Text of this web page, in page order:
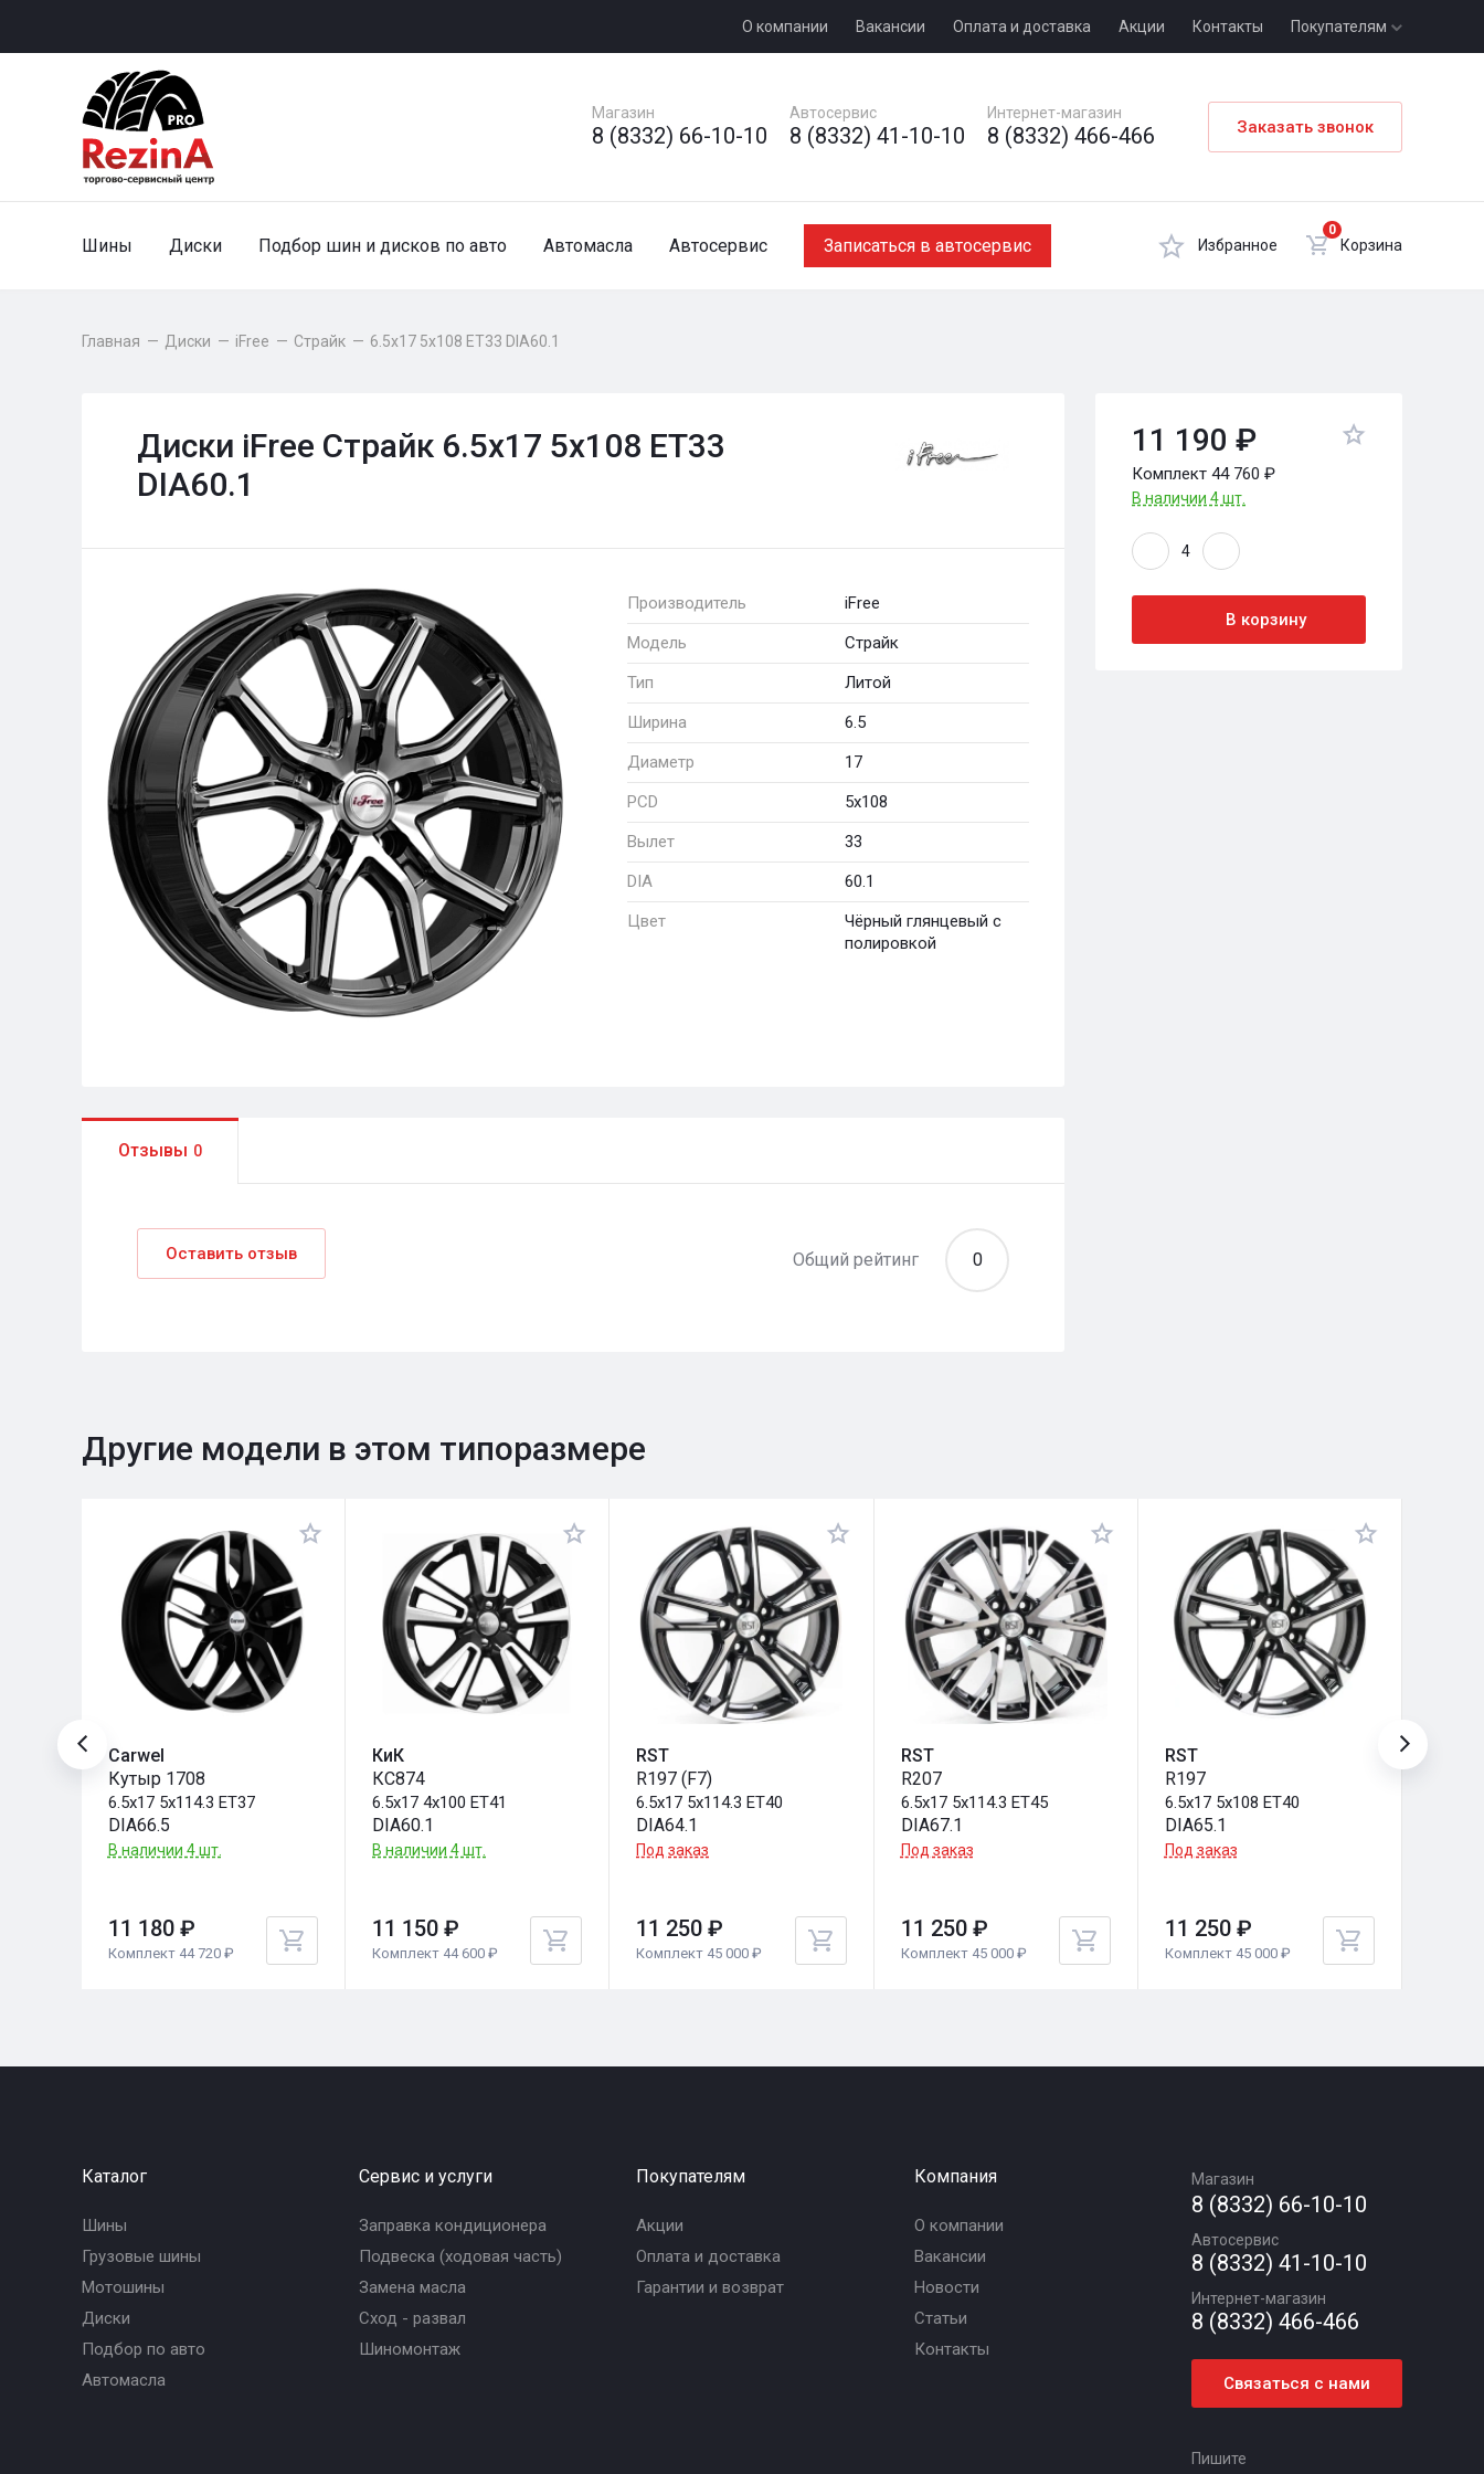
О компании Вакансии Оплата и доставка Акции Контакты Покупателям
Магазин
8 (8332) 66-10-10
Автосервис
8 (8332) 41-10-10
Интернет-магазин
8 (8332) 466-466 Заказать звонок
Шины Диски Подбор шин и дисков по авто Автомасла Автосервис Записаться в автосервис Избранное
0
Корзина
Главная — Диски — iFree — Страйк — 6.5x17 5x108 ET33 DIA60.1
Диски iFree Страйк 6.5x17 5x108 ET33
DIA60.1
Производитель
iFree
Модель
Страйк
Тип
Литой
Ширина
6.5
Диаметр
17
PCD
5x108
Вылет
33
DIA
60.1
Цвет
Чёрный глянцевый с
полировкой
Отзывы 0
Оставить отзыв Общий рейтинг 0
11 190 ₽
Комплект 44 760 ₽
В наличии 4 шт.
В корзину
Другие модели в этом типоразмере
Carwel
Кутыр 1708
6.5x17 5x114.3 ET37
DIA66.5
В наличии 4 шт.
11 180 ₽
Комплект 44 720 ₽
КиК
КС874
6.5x17 4x100 ET41
DIA60.1
В наличии 4 шт.
11 150 ₽
Комплект 44 600 ₽
RST
R197 (F7)
6.5x17 5x114.3 ET40
DIA64.1
Под заказ
11 250 ₽
Комплект 45 000 ₽
RST
R207
6.5x17 5x114.3 ET45
DIA67.1
Под заказ
11 250 ₽
Комплект 45 000 ₽
RST
R197
6.5x17 5x108 ET40
DIA65.1
Под заказ
11 250 ₽
Комплект 45 000 ₽
Каталог
Шины
Грузовые шины
Мотошины
Диски
Подбор по авто
Автомасла
Сервис и услуги
Заправка кондиционера
Подвеска (ходовая часть)
Замена масла
Сход - развал
Шиномонтаж
Покупателям
Акции
Оплата и доставка
Гарантии и возврат
Компания
О компании
Вакансии
Новости
Статьи
Контакты
Магазин
8 (8332) 66-10-10
Автосервис
8 (8332) 41-10-10
Интернет-магазин
8 (8332) 466-466
Связаться с нами
Пишите